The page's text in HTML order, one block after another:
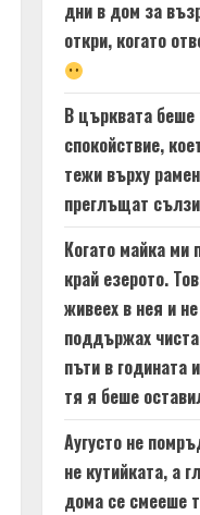
дни в дом за
откри, когато
В църквата беше
спокойствие,
тежи върху
преглъщат
Когато майка ми
край езерото.
живеех в нея и
поддържах
пъти в годината
тя я беше
Аугусто не
не кутийката, а
дома се смееше